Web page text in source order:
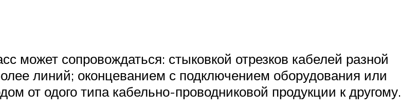
может сопровождаться: стыковкой отрезков кабелей разной
линий; оконцеванием с подключением оборудования или
от одого типа кабельно-проводниковой продукции к другому.